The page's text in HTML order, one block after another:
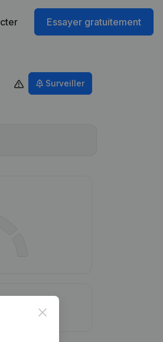
Essayer gratuitement
Surveiller
Close